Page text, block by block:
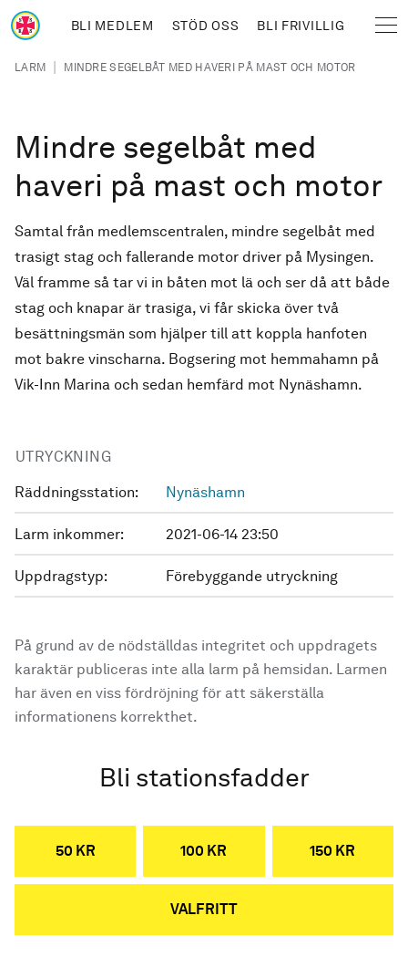
Hoppa till huvudinnehåll
BLI MEDLEM STÖD OSS BLI FRIVILLIG
Länkstig
LARM | MINDRE SEGELBÅT MED HAVERI PÅ MAST OCH MOTOR
Mindre segelbåt med
haveri på mast och motor
Samtal från medlemscentralen, mindre segelbåt med
trasigt stag och fallerande motor driver på Mysingen.
Väl framme så tar vi in båten mot lä och ser då att både
stag och knapar är trasiga, vi får skicka över två
besättningsmän som hjälper till att koppla hanfoten
mot bakre vinscharna. Bogsering mot hemmahamn på
Vik-Inn Marina och sedan hemfärd mot Nynäshamn.
UTRYCKNING
Räddningsstation: Nynäshamn
Larm inkommer: 2021-06-14 23:50
Uppdragstyp: Förebyggande utryckning
På grund av de nödställdas integritet och uppdragets
karaktär publiceras inte alla larm på hemsidan. Larmen
har även en viss fördröjning för att säkerställa
informationens korrekthet.
Bli stationsfadder
50 KR 100 KR 150 KR
VALFRITT